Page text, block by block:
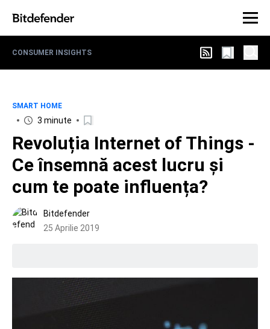
CONSUMER INSIGHTS
SMART HOME
3 minute
Revoluția Internet of Things -
Ce însemnă acest lucru și
cum te poate influența?
Bitdefender
25 Aprilie 2019